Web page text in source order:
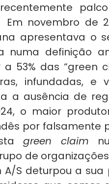
Em novembro de
apresentava o
numa definição
53% das “green
infundadas, e
a ausência de
o maior
por falsamente
green claim
de
A/S deturpou a